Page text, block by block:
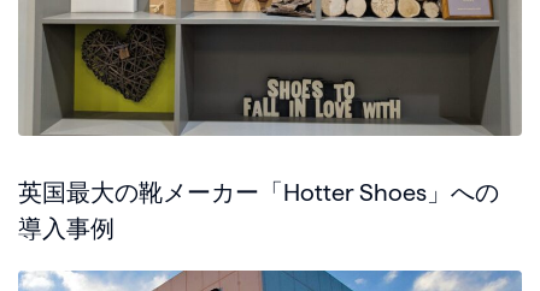
英国最大の靴メーカー「Hotter Shoes」への
導入事例